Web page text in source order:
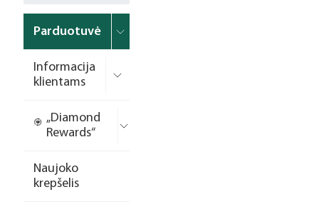
Parduotuvė
Informacija
klientams
„Diamond
Rewards“
Naujoko
krepšelis